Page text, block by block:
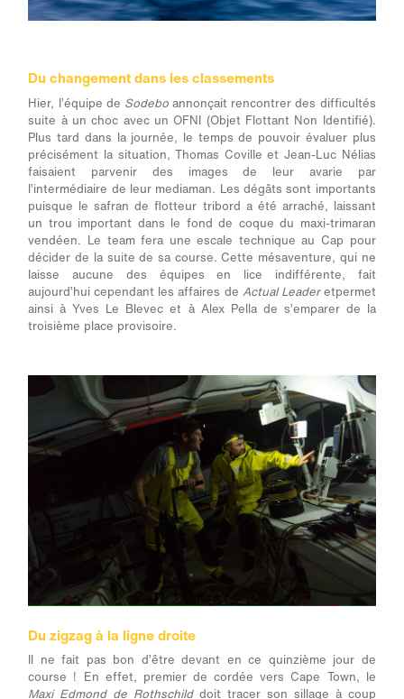
Du changement dans les classements
Hier, l’équipe de Sodeboannonçait rencontrer des difficultés
suite à un choc avec un OFNI (Objet Flottant Non Identifié).
Plus tard dans la journée, le temps de pouvoir évaluer plus
précisément la situation, Thomas Coville et Jean-Luc Nélias
faisaient parvenir des images de leur avarie par
l’intermédiaire de leur mediaman. Les dégâts sont importants
puisque le safran de flotteur tribord a été arraché, laissant
un trou important dans le fond de coque du maxi-trimaran
vendéen. Le team fera une escale technique au Cap pour
décider de la suite de sa course. Cette mésaventure, qui ne
laisse aucune des équipes en lice indifférente, fait
aujourd’hui cependant les affaires de Actual Leaderetpermet
ainsi à Yves Le Blevec et à Alex Pella de s’emparer de la
troisième place provisoire.
Du zigzag à la ligne droite
Il ne fait pas bon d’être devant en ce quinzième jour de
course ! En effet, premier de cordée vers Cape Town, le
Maxi Edmond de Rothschilddoit tracer son sillage à coup